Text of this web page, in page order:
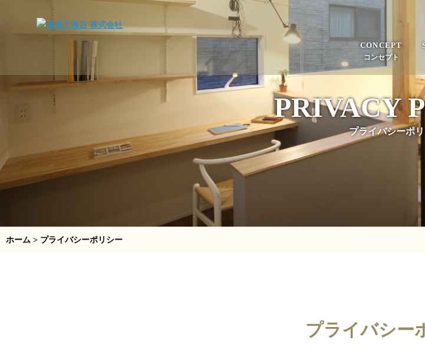
CONCEPT
コンセプト
PRIVACY
プライバシーポ
ホーム > プライバシーポリシー
プライバシー